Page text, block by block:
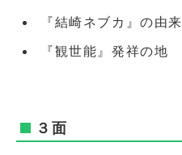
『結崎ネブカ』の由来
『観世能』発祥の地
３面